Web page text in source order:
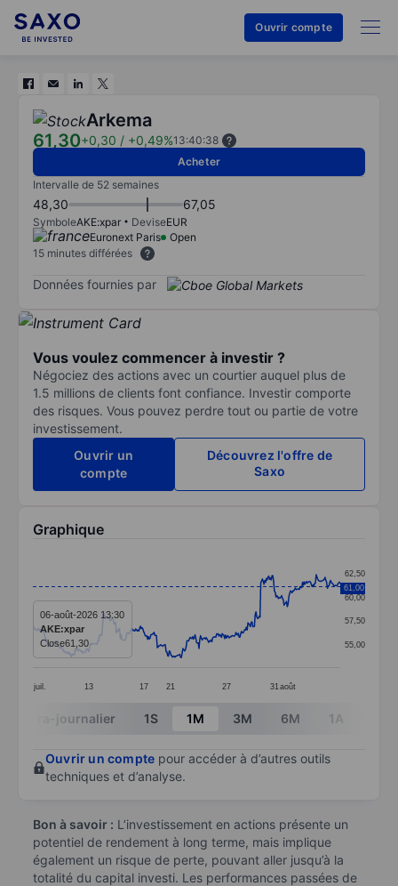
Ouvrir compte
Arkema
61,30+0,30 / +0,49%13:40:38
Acheter
Intervalle de 52 semaines
48,30 67,05
SymboleAKE:xpar DeviseEUR
Euronext Paris
Open
15 minutes différées
Données fournies par
Vous voulez commencer à investir ?
Négociez des actions avec un courtier auquel plus de
1.5 millions de clients font confiance. Investir comporte
des risques. Vous pouvez perdre tout ou partie de votre
investissement.
Ouvrir un
compte
Découvrez l'offre de
Saxo
Graphique
Line chart with 384 data points.
The chart has 1 X axis displaying categories.
The chart has 1 Y axis displaying values. Data
juil. 13 17 21 27 31 août
55,00
57,50
60,00
62,50
61,00
06-août-2026 13:30
AKE:xpar
Close61,30
End of interactive chart.
Intra-journalier 1S 1M 3M 6M 1A
Ouvrir un compte pour accéder à d’autres outils
techniques et d’analyse.
Bon à savoir : L’investissement en actions présente un
potentiel de rendement à long terme, mais implique
également un risque de perte, pouvant aller jusqu’à la
totalité du capital investi. Les performances passées de